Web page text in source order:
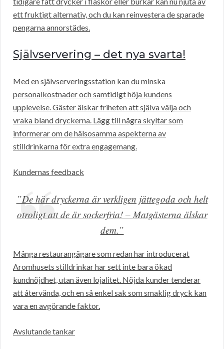
ett fruktigt alternativ, och du kan reinvestera de sparade
pengarna annorstädes.
Självservering – det nya svarta!
Med en självserveringsstation kan du minska
personalkostnader och samtidigt höja kundens
upplevelse. Gäster älskar friheten att själva välja och
vraka bland dryckerna. Lägg till några skyltar som
informerar om de hälsosamma aspekterna av
stilldrinkarna för extra engagemang.
Kundernas feedback
”De här dryckerna är verkligen jättegoda och helt
otroligt att de är sockerfria! – Matgästerna älskar
dem.”
Många restaurangägare som redan har introducerat
Aromhusets stilldrinkar har sett inte bara ökad
kundnöjdhet, utan även lojalitet. Nöjda kunder tenderar
att återvända, och en så enkel sak som smaklig dryck kan
vara en avgörande faktor.
Avslutande tankar